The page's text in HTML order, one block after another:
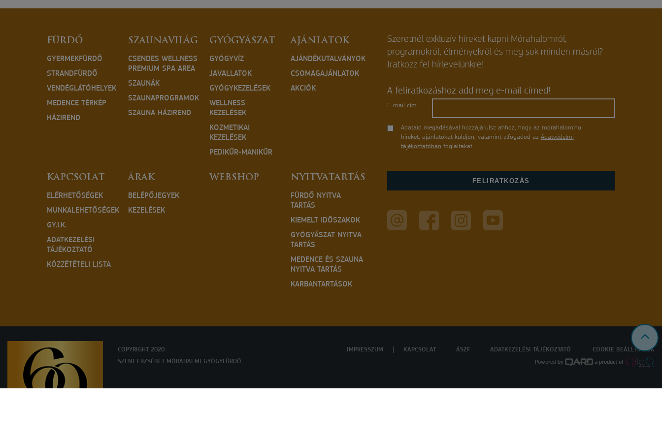
FÜRDŐ
GYERMEKFÜRDŐ
STRANDFÜRDŐ
VENDÉGLÁTÓHELYEK
MEDENCE TÉRKÉP
HÁZIREND
SZAUNAVILÁG
CSENDES WELLNESS
PREMIUM SPA AREA
SZAUNÁK
SZAUNAPROGRAMOK
SZAUNA HÁZIREND
GYÓGYÁSZAT
GYÓGYVÍZ
JAVALLATOK
GYÓGYKEZELÉSEK
WELLNESS
KEZELÉSEK
KOZMETIKAI
KEZELÉSEK
PEDIKŰR-MANIKŰR
AJÁNLATOK
AJÁNDÉKUTALVÁNYOK
CSOMAGAJÁNLATOK
AKCIÓK
KAPCSOLAT
ELÉRHETŐSÉGEK
MUNKALEHETŐSÉGEK
GY.I.K.
ADATKEZELÉSI
TÁJÉKOZTATÓ
KÖZZÉTÉTELI LISTA
ÁRAK
BELÉPŐJEGYEK
KEZELÉSEK
WEBSHOP NYITVATARTÁS
FÜRDŐ NYITVA
TARTÁS
KIEMELT IDŐSZAKOK
GYÓGYÁSZAT NYITVA
TARTÁS
MEDENCE ÉS SZAUNA
NYITVA TARTÁS
KARBANTARTÁSOK
Szeretnél exkluzív híreket kapni Mórahalomról,
programokról, élményekről és még sok minden másról?
Iratkozz fel hírlevelünkre!
A feliratkozáshoz add meg e-mail címed!
E-mail cím
Adataid megadásával hozzájárulsz ahhoz, hogy az morahalom.hu
híreket, ajánlatokat küldjön, valamint elfogadod az Adatvédelmi
tájékoztatóban foglaltakat.
COPYRIGHT 2020
SZENT ERZSÉBET MÓRAHALMI GYÓGYFÜRDŐ
IMPRESSZUM KAPCSOLAT ÁSZF ADATKEZELÉSI TÁJÉKOZTATÓ COOKIE BEÁLLÍTÁSOK
Powered by a product of